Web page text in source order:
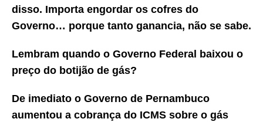
disso. Importa engordar os cofres do
Governo… porque tanto ganancia, não se sabe.
Lembram quando o Governo Federal baixou o
preço do botijão de gás?
De imediato o Governo de Pernambuco
aumentou a cobrança do ICMS sobre o gás